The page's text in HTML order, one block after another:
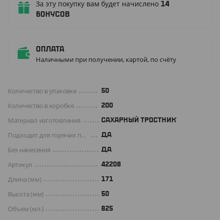
За эту покупку вам будет начислено 14
бонусов
Оплата
Наличными при получении, картой, по счёту
Количество в упаковке 50
Количество в коробке 200
Материал изготовления САХАРНЫЙ ТРОСТНИК
Подходит для горячих продуктов ДА
Без нанесения ДА
Артикул 42208
Длина (мм) 171
Высота (мм) 50
Объем (мл.) 825